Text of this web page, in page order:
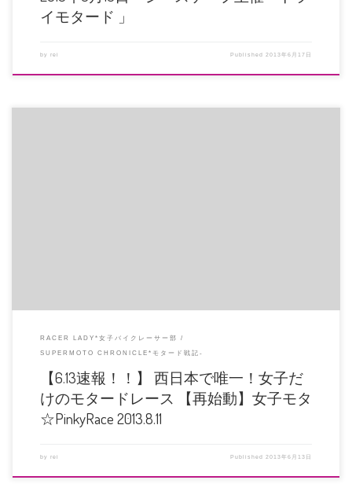
イモタード 」
by rei Published2013年6月17日
RACER LADY*女子バイクレーサー部
SUPERMOTO CHRONICLE*モタード戦記-
【6.13速報！！】 西日本で唯一！女子だ
けのモタードレース 【再始動】女子モタ
☆PinkyRace 2013.8.11
by rei Published2013年6月13日